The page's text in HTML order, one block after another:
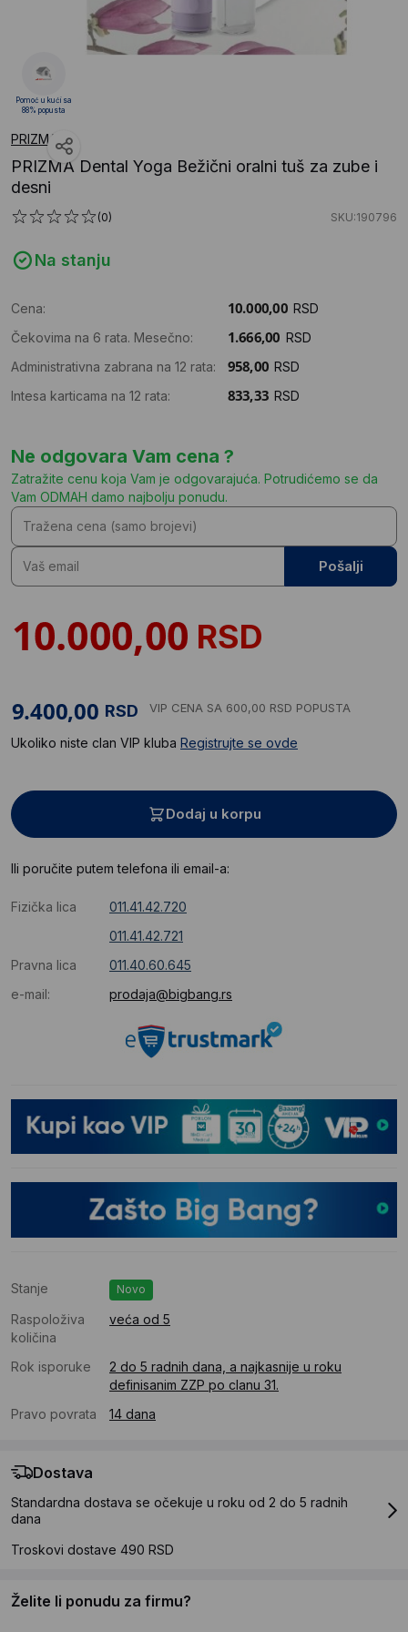
PRIZMA
PRIZMA Dental Yoga Bežični oralni tuš za zube i
desni
(0) SKU:190796
Na stanju
Cena:
RSD
Čekovima na 6 rata. Mesečno:
RSD
Administrativna zabrana na 12 rata:
RSD
Intesa karticama na 12 rata:
RSD
Ne odgovara Vam cena ?
Zatražite cenu koja Vam je odgovarajuća. Potrudićemo se da
Vam ODMAH damo najbolju ponudu.
Pošalji
RSD
RSD VIP CENA SA 600,00 RSD POPUSTA
Ukoliko niste clan VIP kluba Registrujte se ovde
Dodaj u korpu
Ili poručite putem telefona ili email-a:
Fizička lica
011.41.42.720
011.41.42.721
Pravna lica
011.40.60.645
e-mail:
prodaja@bigbang.rs
Stanje Novo
Raspoloživa
količina
veća od 5
Rok isporuke
2 do 5 radnih dana, a najkasnije u roku
definisanim ZZP po clanu 31.
Pravo povrata
14 dana
Dostava
Standardna dostava se očekuje u roku od 2 do 5 radnih
dana
Troskovi dostave 490 RSD
Želite li ponudu za firmu?
Pomoć u kući sa
88% popusta